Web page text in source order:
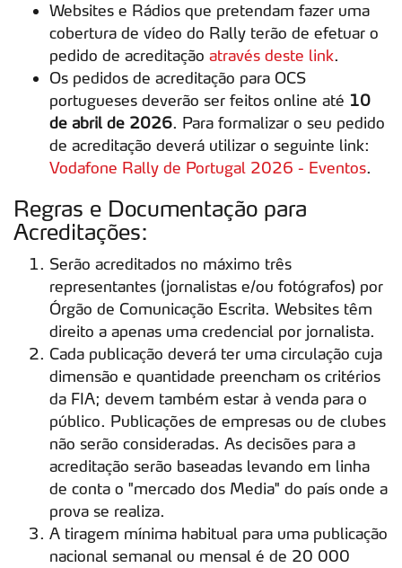
Websites e Rádios que pretendam fazer uma
cobertura de vídeo do Rally terão de efetuar o
pedido de acreditação através deste link.
Os pedidos de acreditação para OCS
portugueses deverão ser feitos online até 10
de abril de 2026. Para formalizar o seu pedido
de acreditação deverá utilizar o seguinte link:
Vodafone Rally de Portugal 2026 - Eventos.
Regras e Documentação para
Acreditações:
Serão acreditados no máximo três
representantes (jornalistas e/ou fotógrafos) por
Órgão de Comunicação Escrita. Websites têm
direito a apenas uma credencial por jornalista.
Cada publicação deverá ter uma circulação cuja
dimensão e quantidade preencham os critérios
da FIA; devem também estar à venda para o
público. Publicações de empresas ou de clubes
não serão consideradas. As decisões para a
acreditação serão baseadas levando em linha
de conta o "mercado dos Media" do país onde a
prova se realiza.
A tiragem mínima habitual para uma publicação
nacional semanal ou mensal é de 20 000